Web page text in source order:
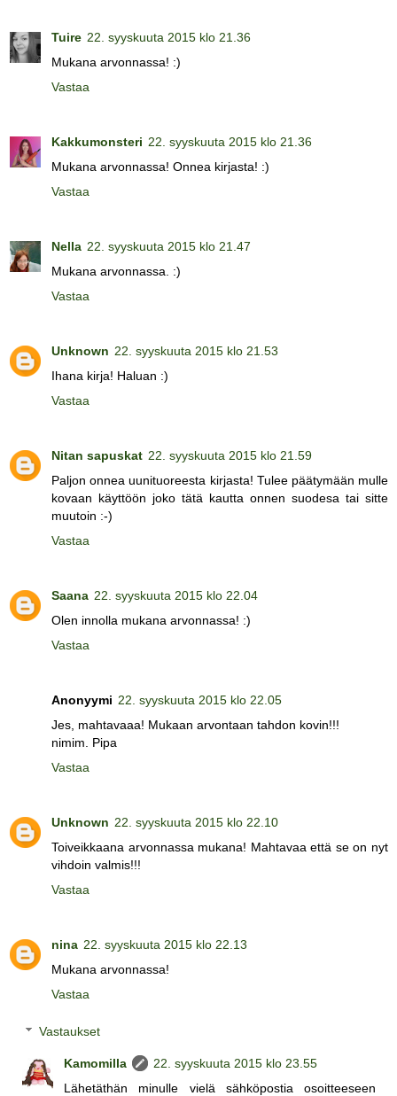
Tuire 22. syyskuuta 2015 klo 21.36
Mukana arvonnassa! :)
Vastaa
Kakkumonsteri 22. syyskuuta 2015 klo 21.36
Mukana arvonnassa! Onnea kirjasta! :)
Vastaa
Nella 22. syyskuuta 2015 klo 21.47
Mukana arvonnassa. :)
Vastaa
Unknown 22. syyskuuta 2015 klo 21.53
Ihana kirja! Haluan :)
Vastaa
Nitan sapuskat 22. syyskuuta 2015 klo 21.59
Paljon onnea uunituoreesta kirjasta! Tulee päätymään mulle
kovaan käyttöön joko tätä kautta onnen suodesa tai sitte
muutoin :-)
Vastaa
Saana 22. syyskuuta 2015 klo 22.04
Olen innolla mukana arvonnassa! :)
Vastaa
Anonyymi 22. syyskuuta 2015 klo 22.05
Jes, mahtavaaa! Mukaan arvontaan tahdon kovin!!!
nimim. Pipa
Vastaa
Unknown 22. syyskuuta 2015 klo 22.10
Toiveikkaana arvonnassa mukana! Mahtavaa että se on nyt
vihdoin valmis!!!
Vastaa
nina 22. syyskuuta 2015 klo 22.13
Mukana arvonnassa!
Vastaa
Vastaukset
Kamomilla
22. syyskuuta 2015 klo 23.55
Lähetäthän minulle vielä sähköpostia osoitteeseen